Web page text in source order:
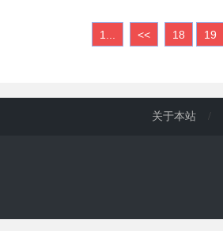
1... << 18 19
关于本站 /